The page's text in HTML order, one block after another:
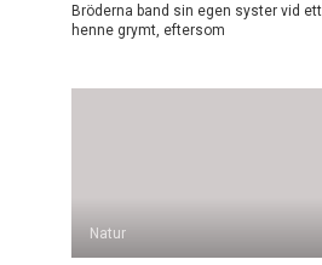
Bröderna band sin egen syster vid
henne grymt, eftersom
Natur